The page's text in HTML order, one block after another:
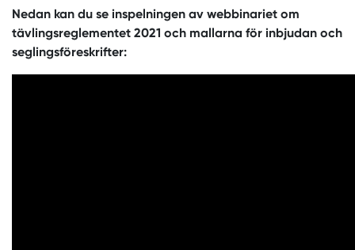
Nedan kan du se inspelningen av webbinariet om
tävlingsreglementet 2021 och mallarna för inbjudan och
seglingsföreskrifter: